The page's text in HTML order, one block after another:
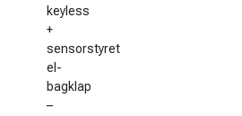
keyless
+
sensorstyret
el-
bagklap
–